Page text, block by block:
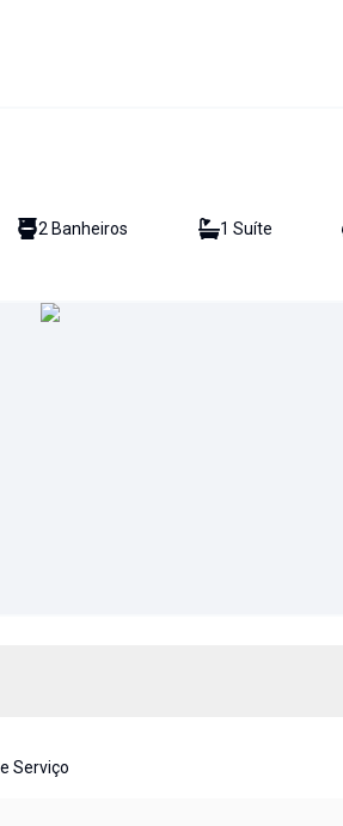
2 Banheiros 1 Suíte
Serviço